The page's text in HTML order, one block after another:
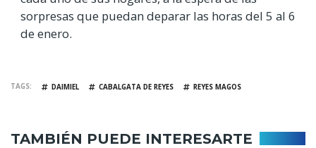
sorpresas que puedan deparar las horas del 5 al 6
de enero.
TAGS DAIMIEL CABALGATA DE REYES REYES MAGOS
TAMBIÉN PUEDE INTERESARTE